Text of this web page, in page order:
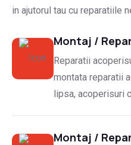
in ajutorul tau cu reparatiile
Montaj /
Reparatii
montata reparatii
lipsa, acoperisuri
Montaj /